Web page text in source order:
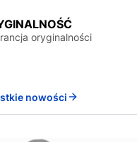
oryginalności
nowości